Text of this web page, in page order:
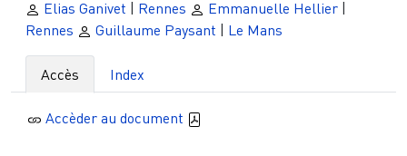
Elias Ganivet Rennes Emmanuelle Hellier
Rennes
Guillaume Paysant Le Mans
Accès Index
Accèder au document